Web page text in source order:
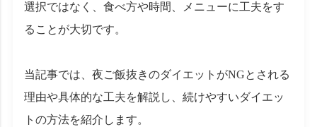
選択ではなく、食べ方や時間、メニューに工夫をす
ることが大切です。
当記事では、夜ご飯抜きのダイエットがNGとされる
理由や具体的な工夫を解説し、続けやすいダイエッ
トの方法を紹介します。